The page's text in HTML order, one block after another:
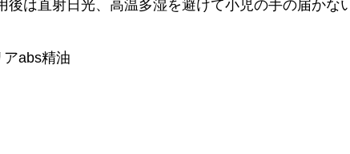
は直射日光、高温多湿を避けて小児の手の届かな
abs精油